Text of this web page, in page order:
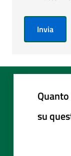
Invia
su